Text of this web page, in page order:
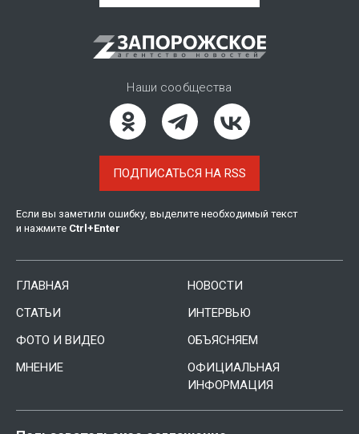
Наши сообщества
ПОДПИСАТЬСЯ НА RSS
Если вы заметили ошибку, выделите необходимый текст
и нажмите Ctrl +Enter
ГЛАВНАЯ
НОВОСТИ
СТАТЬИ
ИНТЕРВЬЮ
ФОТО И ВИДЕО
ОБЪЯСНЯЕМ
МНЕНИЕ
ОФИЦИАЛЬНАЯ
ИНФОРМАЦИЯ